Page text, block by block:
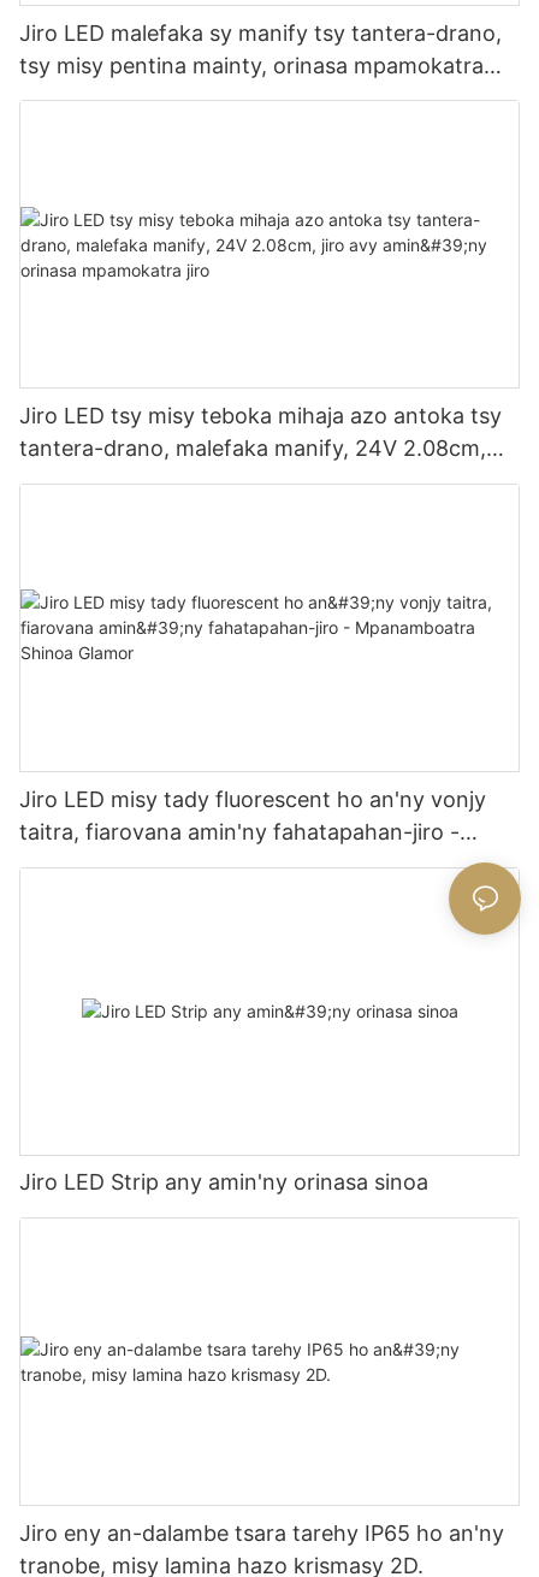
Jiro LED malefaka sy manify tsy tantera-drano,
tsy misy pentina mainty, orinasa mpamokatra
jiro 24V 2.08cm, tsy tantera-drano avy any
Jiro LED tsy misy teboka mihaja azo antoka tsy
tantera-drano, malefaka manify, 24V 2.08cm,
jiro avy amin'ny orinasa mpamokatra jiro
Jiro LED misy tady fluorescent ho an'ny vonjy
taitra, fiarovana amin'ny fahatapahan-jiro -
Mpanamboatra Shinoa Glamor
Jiro LED Strip any amin'ny orinasa sinoa
Jiro eny an-dalambe tsara tarehy IP65 ho an'ny
tranobe, misy lamina hazo krismasy 2D.